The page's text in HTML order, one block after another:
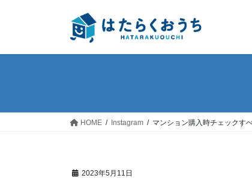
HOME Instagram マンション購入時チェックす
2023年5月11日